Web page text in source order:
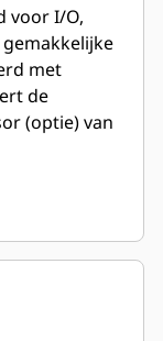
voor I/O,
gemakkelijke
met
de
(optie) van
Cat®.